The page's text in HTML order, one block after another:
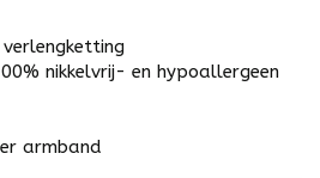
nikkelvrij- en hypoallergeen
armband